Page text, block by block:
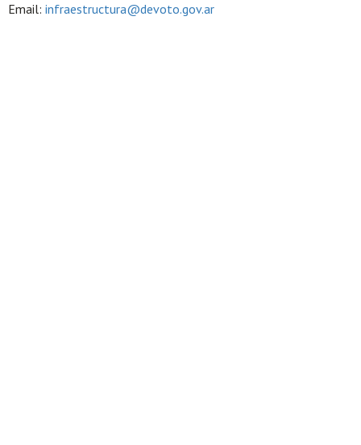
Email: infraestructura@devoto.gov.ar